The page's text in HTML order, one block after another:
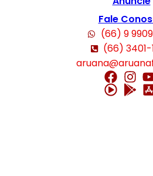
Fale
(66) 9
(66) 3401-